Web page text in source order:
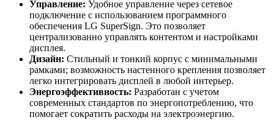
Управление: Удобное управление через сетевое
подключение с использованием программного
обеспечения LG SuperSign. Это позволяет
централизованно управлять контентом и настройками
дисплея.
Дизайн: Стильный и тонкий корпус с минимальными
рамками; возможность настенного крепления позволяет
легко интегрировать дисплей в любой интерьер.
Энергоэффективность: Разработан с учетом
современных стандартов по энергопотреблению, что
помогает сократить расходы на электроэнергию.